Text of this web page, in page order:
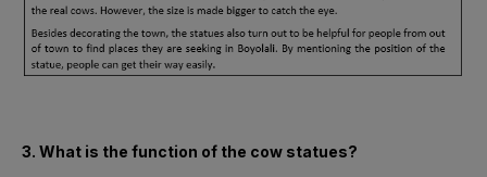
3. What is the function of the cow statues?